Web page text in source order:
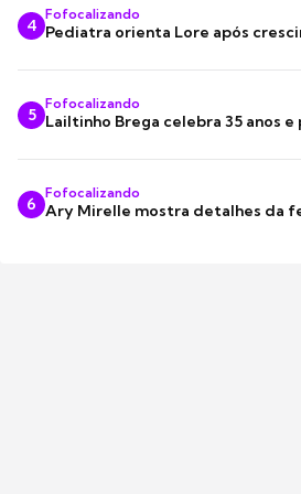
4
Fofocalizando
Pediatra orienta Lore após
5
Fofocalizando
Lailtinho Brega celebra 35 anos
6
Fofocalizando
Ary Mirelle mostra detalhes da